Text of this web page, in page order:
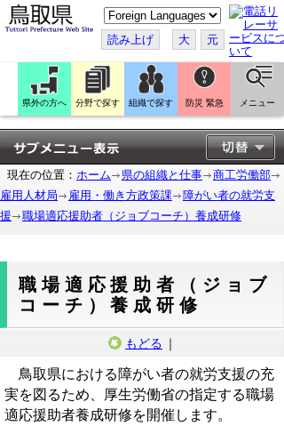
こ
の
ペ
ー
ジ
翻
訳
す
る
読み上げ 大 元
県外の方へ 分野で探す 組織で探す 防災 緊急 メニュー
現在の位置： ホーム 県の組織と仕事
商工労働部
雇用人材局
雇用・働き方政策課
障がい者の就労支
援
職場適応援助者（ジョブコーチ）養成研修
職場適応援助者（ジョブ
コーチ）養成研修
もどる ｜
鳥取県における障がい者の就労支援の充
実を図るため、
厚生労働省の指定する職場
適応援助者養成研修を開催します。